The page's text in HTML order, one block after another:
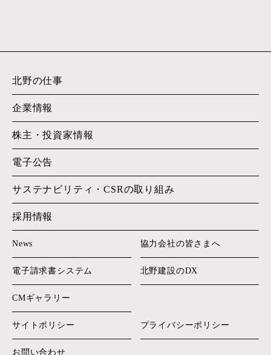
北野の仕事
企業情報
株主・投資家情報
電子公告
サステナビリティ・CSRの取り組み
採用情報
News 協力会社の皆さまへ
電子請求書システム 北野建設のDX
CMギャラリー
サイトポリシー プライバシーポリシー
お問い合わせ